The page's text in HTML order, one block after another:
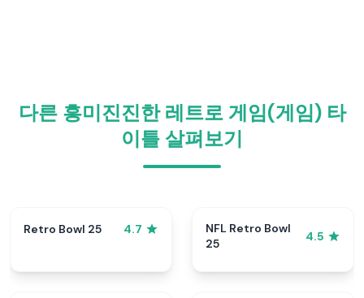
다른 흥미진진한 레트로 게임(게임) 타
이틀 살펴보기
Retro Bowl 25 4.7
NFL Retro Bowl
25
4.5